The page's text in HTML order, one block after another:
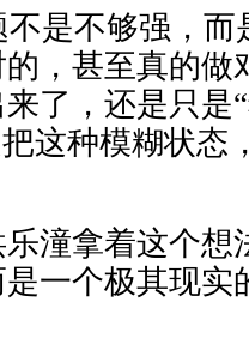
是不够强，而
，甚至真的做
了，还是只是
这种模糊状态
潼拿着这个想
一个极其现实